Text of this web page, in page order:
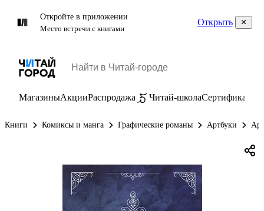
Откройте в приложении
Место встречи с книгами
Открыть
МагазиныАкцииРаспродажа Читай-школаСертификаты
Книги Комиксы и манга Графические романы Артбуки